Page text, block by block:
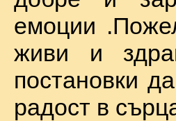
емоции
живи и
постановки
радост в